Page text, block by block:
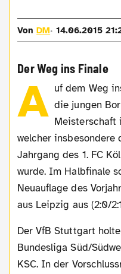
VonDM 14.06.2015
Der Weg ins Finale
A uf dem Weg
die jungen
Meisterschaft
welcher insbesondere
Jahrgang des 1. FC
wurde. Im Halbfinale
Neuauflage des
aus Leipzig aus (2:0/
Der VfB Stuttgart holte sich den Titel in der
Bundesliga Süd/
KSC. In der